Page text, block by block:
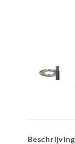
Beschrijving